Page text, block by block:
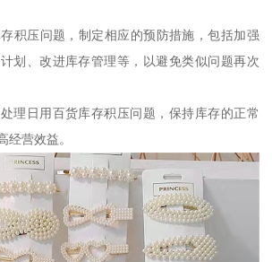
积压问题，制定相应的预防措施，包括加强
划、改进库存管理等，以避免类似问题再次
理日用百货库存积压问题，保持库存的正常
经营效益。